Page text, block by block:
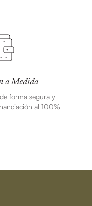
a Medida
forma segura y
al 100%